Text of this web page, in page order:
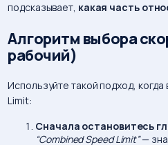
подсказывает, какая часть
Алгоритм выбора
рабочий)
Используйте такой подход,
Limit:
Сначала остановитесь
“Combined Speed Limit”—